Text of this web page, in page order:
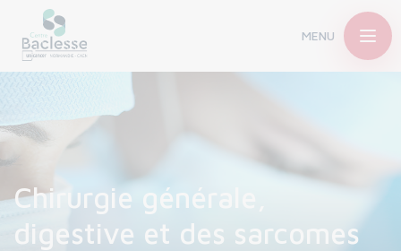
MENU
Chirurgie générale,
digestive et des sarcomes